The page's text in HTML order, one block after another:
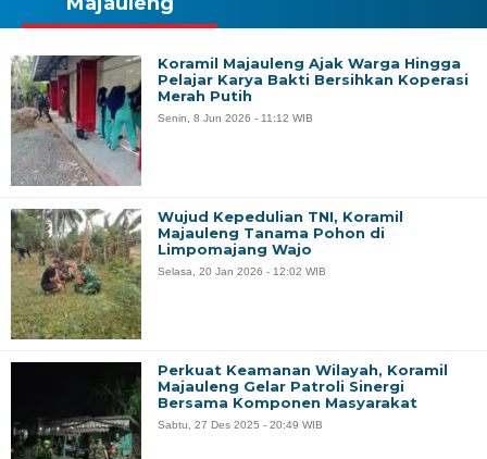
Koramil Majauleng Ajak Warga Hingga
Pelajar Karya Bakti Bersihkan Koperasi
Merah Putih
Senin, 8 Jun 2026 - 11:12 WIB
Wujud Kepedulian TNI, Koramil
Majauleng Tanama Pohon di
Limpomajang Wajo
Selasa, 20 Jan 2026 - 12:02 WIB
Perkuat Keamanan Wilayah, Koramil
Majauleng Gelar Patroli Sinergi
Bersama Komponen Masyarakat
Sabtu, 27 Des 2025 - 20:49 WIB